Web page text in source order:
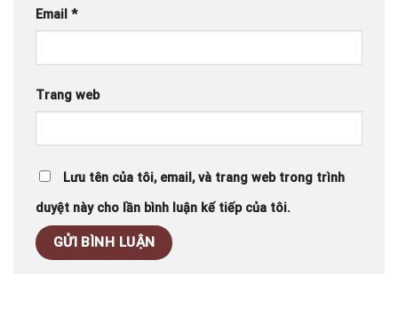
Email *
Trang web
Lưu tên của tôi, email, và trang web trong trình
duyệt này cho lần bình luận kế tiếp của tôi.